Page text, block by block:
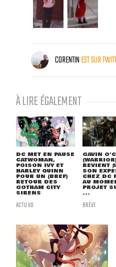
CORENTINEST SUR
À LIRE ÉGALEMENT
DC MET EN PAUSE
CATWOMAN,
POISON IVY ET
HARLEY QUINN
POUR UN (BREF)
RETOUR DES
GOTHAM CITY
SIRENS
ACTU VO
GAVIN
REVIENT
SON
CHEZ DC
AU
PROJET
...
BRÈVE